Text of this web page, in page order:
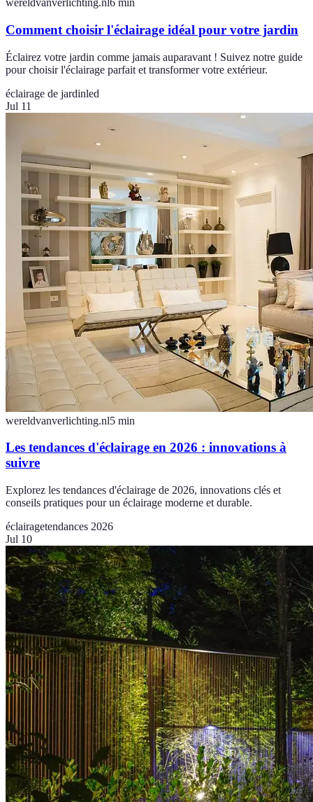
wereldvanverlichting.nl 6 min
Comment choisir l'éclairage idéal pour votre jardin
Éclairez votre jardin comme jamais auparavant ! Suivez notre guide
pour choisir l'éclairage parfait et transformer votre extérieur.
éclairage de jardinled
Jul 11
wereldvanverlichting.nl5 min
Les tendances d'éclairage en 2026 : innovations à
suivre
Explorez les tendances d'éclairage de 2026, innovations clés et
conseils pratiques pour un éclairage moderne et durable.
éclairagetendances 2026
Jul 10